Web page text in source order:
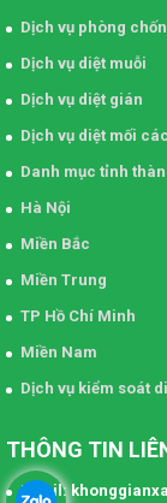
Dịch vụ phòng
Dịch vụ diệt muỗi
Dịch vụ diệt gián
Dịch vụ diệt mối
Danh mục tỉnh
Hà Nội
Miền Bắc
Miền Trung
TP Hồ Chí Minh
Miền Nam
Dịch vụ kiểm soát
THÔNG TIN
Email: